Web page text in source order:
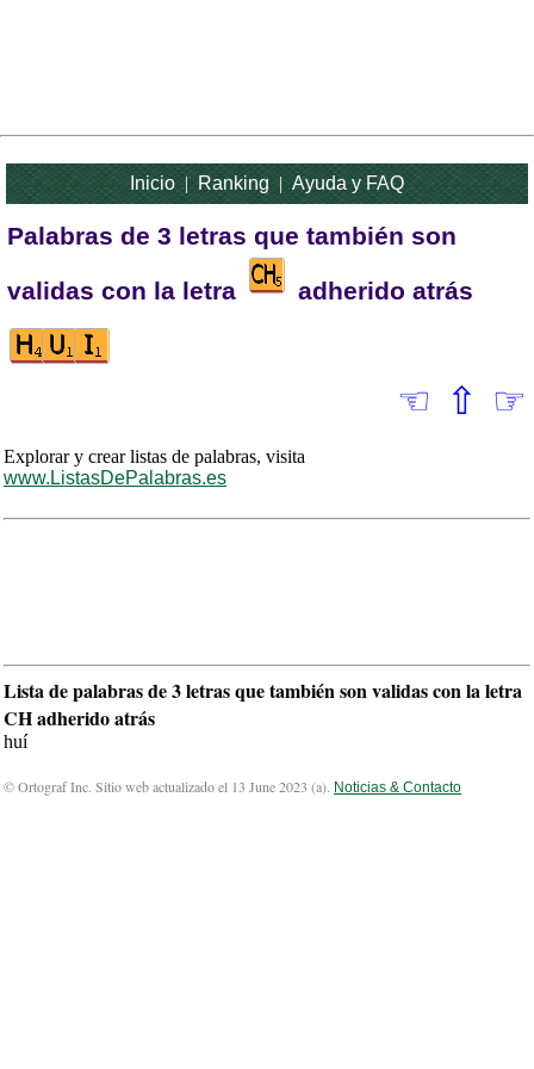
Inicio|Ranking|Ayuda y FAQ
Palabras de 3 letras que también son
validas con la letra
adherido atrás
☜ ⇧ ☞
Explorar y crear listas de palabras, visita
www.ListasDePalabras.es
Lista de palabras de 3 letras que también son validas con la letra
CH adherido atrás
huí
© Ortograf Inc. Sitio web actualizado el 13 June 2023 (a). Noticias & Contacto